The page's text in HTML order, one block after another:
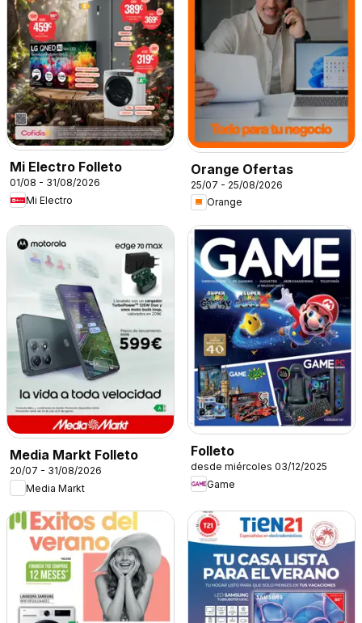
Mi Electro Folleto
01/08 - 31/08/2026
Mi Electro
Orange Ofertas
25/07 - 25/08/2026
Orange
Media Markt Folleto
20/07 - 31/08/2026
Media Markt
Folleto
desde miércoles 03/12/2025
Game